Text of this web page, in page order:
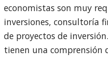
economistas son muy
inversiones, consultoría
de proyectos de
tienen una comprensión